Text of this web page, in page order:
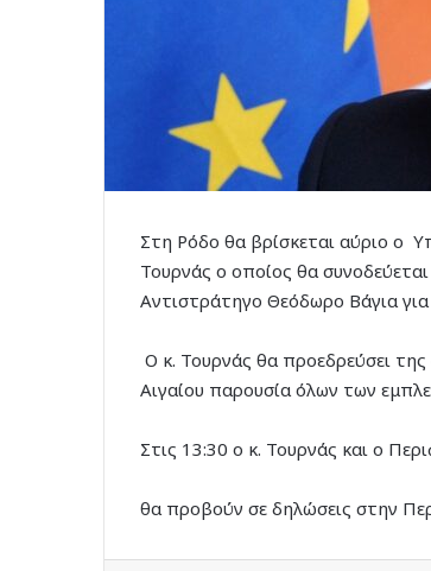
Στη Ρόδο θα βρίσκεται αύριο ο
Τουρνάς ο οποίος θα
Αντιστράτηγο Θεόδωρο Βάγια
Ο κ. Τουρνάς θα προεδρεύσει
Αιγαίου παρουσία όλων των
Στις 13:30 ο κ. Τουρνάς και ο
θα προβούν σε δηλώσεις στην